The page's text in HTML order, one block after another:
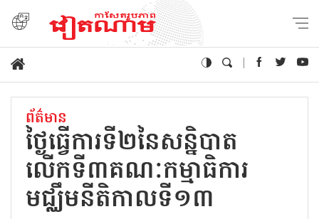
ព័ត៌មាន
ថ្ងៃធ្វើការទី២នៃសន្និបាត
លើកទី៣គណៈកម្មាធិការ
មជ្ឈឹមនីតិកាលទី១៣